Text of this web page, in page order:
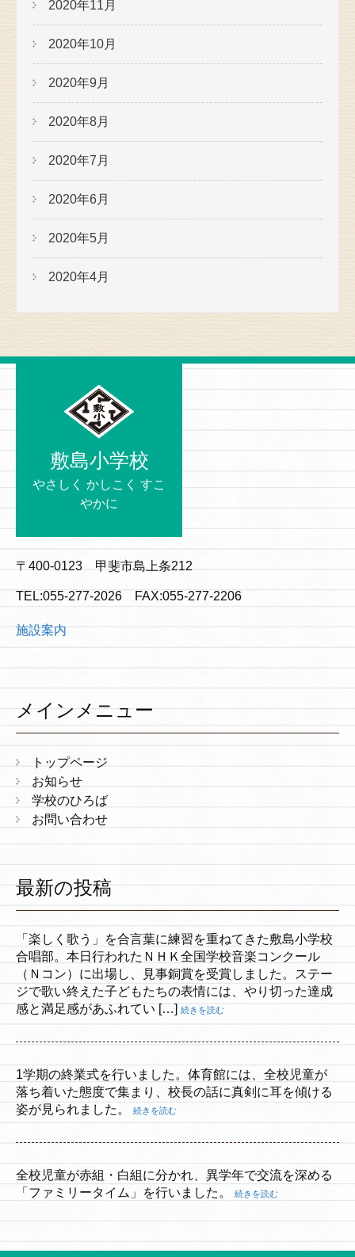
2020年11月
2020年10月
2020年9月
2020年8月
2020年7月
2020年6月
2020年5月
2020年4月
敷島小学校
やさしく かしこく すこ
やかに
〒400-0123 甲斐市島上条212
TEL:055-277-2026 FAX:055-277-2206
施設案内
メインメニュー
トップページ
お知らせ
学校のひろば
お問い合わせ
最新の投稿
「楽しく歌う」を合言葉に練習を重ねてきた敷島小学校
合唱部。本日行われたＮＨＫ全国学校音楽コンクール
（Ｎコン）に出場し、見事銅賞を受賞しました。ステー
ジで歌い終えた子どもたちの表情には、やり切った達成
感と満足感があふれてい […] 続きを読む
1学期の終業式を行いました。体育館には、全校児童が
落ち着いた態度で集まり、校長の話に真剣に耳を傾ける
姿が見られました。
続きを読む
全校児童が赤組・白組に分かれ、異学年で交流を深める
「ファミリータイム」を行いました。
続きを読む